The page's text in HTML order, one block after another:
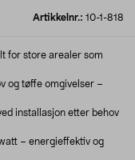
Artikkelnr.: 10-1-818
for store arealer som
og tøffe omgivelser –
installasjon etter behov
– energieffektiv og